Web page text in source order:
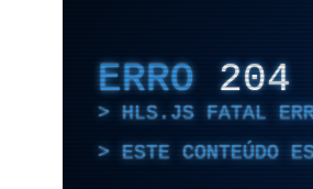
ERRO 204
HLS.JS FATAL
ESTE CONTEÚDO